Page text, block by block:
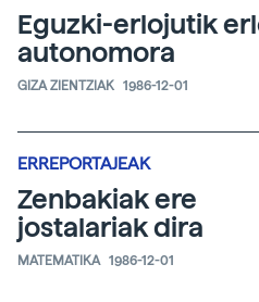
Eguzki-erlojutik
autonomora
GIZA ZIENTZIAK 1986-12-01
ERREPORTAJEAK
Zenbakiak ere
jostalariak dira
MATEMATIKA 1986-12-01